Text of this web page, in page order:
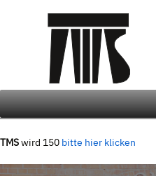
TMSwird 150 bitte hier klicken